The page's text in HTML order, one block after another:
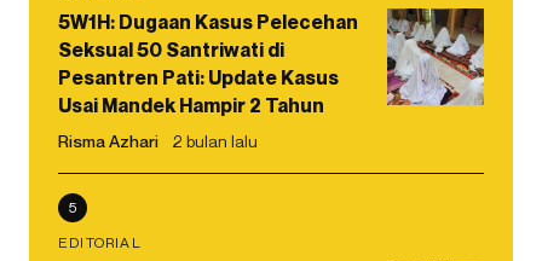
5W1H: Dugaan Kasus Pelecehan
Seksual 50 Santriwati di
Pesantren Pati: Update Kasus
Usai Mandek Hampir 2 Tahun
Risma Azhari 2 bulan lalu
5
EDITORIAL